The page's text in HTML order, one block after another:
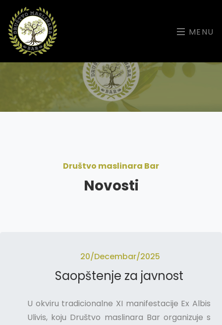
MENU
Društvo maslinara Bar
Novosti
20/Decembar/2025
Saopštenje za javnost
U okviru tradicionalne XI manifestacije Ex Albis
Ulivis, koju Društvo maslinara Bar organizuje s